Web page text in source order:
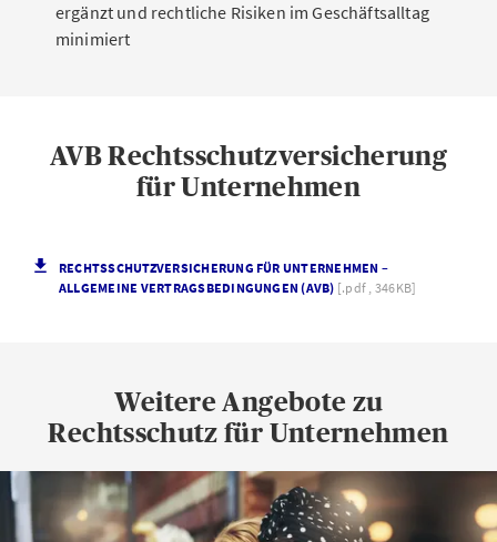
ergänzt und rechtliche Risiken im Geschäftsalltag
minimiert
AVB Rechtsschutzversicherung
für Unternehmen
RECHTSSCHUTZVERSICHERUNG FÜR UNTERNEHMEN –
ALLGEMEINE VERTRAGSBEDINGUNGEN (AVB) [.pdf , 346KB]
Weitere Angebote zu
Rechtsschutz für Unternehmen